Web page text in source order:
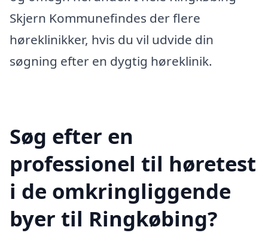
Skjern Kommunefindes der flere
høreklinikker, hvis du vil udvide din
søgning efter en dygtig høreklinik.
Søg efter en
professionel til høretest
i de omkringliggende
byer til Ringkøbing?